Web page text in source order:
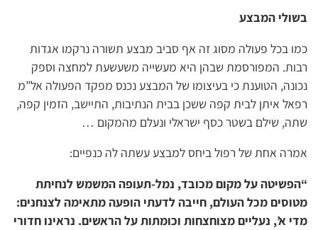
בשולי המבצע
כמו בכל פעולה מסוג זה אף סביב מבצע תשורה נרקמו אגדות
רבות. המפורסמת שבהן היא מעשייה משעשעת למחצה וספק
נכונה, הטוענת כי בעיצומו של המבצע נכנס מפקד הפעולה אל”מ
רפאל איתן לבית קפה ששכן בבית הנתיבות, התיישב, הזמין קפה,
שתה, שילם בשטר כסף ישראלי ונעלם מהמקום …
אמרה אחת של רפול ביחס למבצע עשתה לה כנפיים:
“הפשיטה על מקום מכובד, נמל-תעופה המשמש לנחיתת
מטוסים מכל העולם, חייבה לדעתי הופעה מתאימה לצנחנים:
מדי א’, נעליים מצוחצחות וכומתות על הראשים. נראינו חדורי